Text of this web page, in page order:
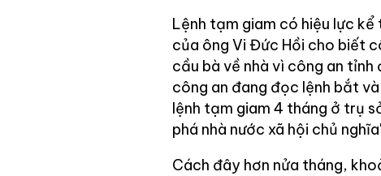
Lệnh tạm giam có hiệu lực
của ông Vi Đức Hồi cho biết
cầu bà về nhà vì công an
công an đang đọc lệnh bắt
lệnh tạm giam 4 tháng ở trụ
phá nhà nước xã hội chủ
Cách đây hơn nửa tháng,